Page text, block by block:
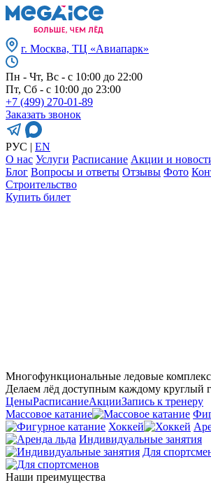
г. Москва, ТЦ «Авиапарк»
Пн - Чт, Вс - с 10:00 до 22:00
Пт, Сб - с 10:00 до 23:00
+7 (499) 270-01-89
Заказать звонок
РУС | EN
О нас Услуги Расписание Акции и
Блог Вопросы и ответы Отзывы Фото
Строительство
Купить билет
Многофункциональные ледовые
Делаем лёд доступным каждому круглый
ЦеныРасписаниеАкцииЗапись к тренеру
Массовое катание
Хоккей
Индивидуальные занятия
Для
Наши преимущества